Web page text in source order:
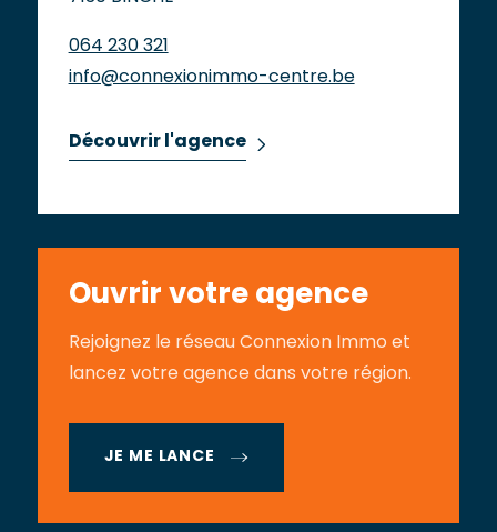
064 230 321
info@connexionimmo-centre.be
Découvrir l'agence
Ouvrir votre agence
Rejoignez le réseau Connexion Immo et
lancez votre agence dans votre région.
JE ME LANCE